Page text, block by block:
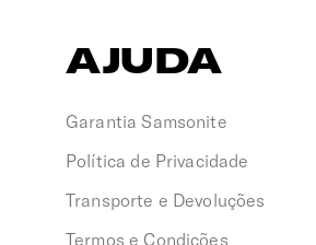
AJUDA
Garantia Samsonite
Política de Privacidade
Transporte e Devoluções
Termos e Condições